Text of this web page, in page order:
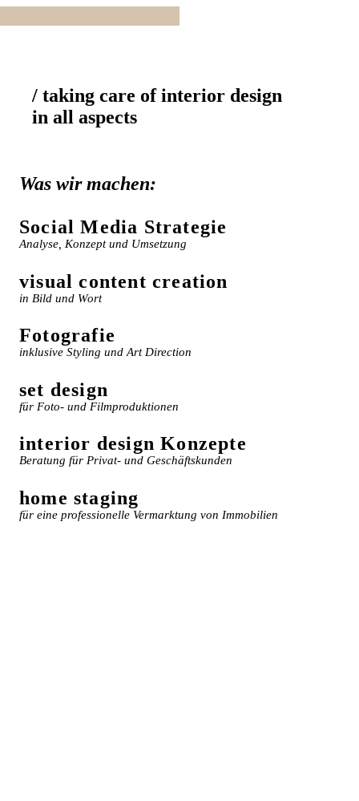
/ taking care of interior design
in all aspects
Was wir machen:
Social Media Strategie
Analyse, Konzept und Umsetzung
visual content creation
in Bild und Wort
Fotografie
inklusive Styling und Art Direction
set design
für Foto- und Filmproduktionen
interior design Konzepte
Beratung für Privat- und Geschäftskunden
home staging
für eine professionelle Vermarktung von Immobilien